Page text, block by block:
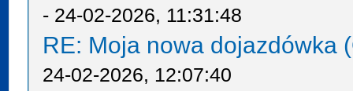
- 24-02-2026, 11:31:48
RE: Moja nowa dojazdówka
24-02-2026, 12:07:40